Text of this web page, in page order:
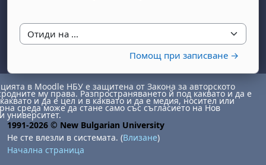
Отиди на ...
Помощ при записване →
в Moodle НБУ е защитена от Закона за авторското
му права. Разпространяването й под каквато и да е
и да е цел и в каквато и да е медия, носител или
среда може да стане само със съгласието на Нов
университет.
1991-2026 © New Bulgarian University
Не сте влезли в системата. (Влизане)
Начална страница